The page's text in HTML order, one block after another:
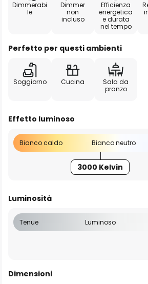
Dimmerabi
le
Dimmer
non
incluso
Efficienza
energetica
e durata
nel tempo
Perfetto per questi ambienti
Soggiorno Cucina
Sala da
pranzo
Effetto luminoso
Bianco caldo Bianco neutro
3000 Kelvin
Luminosità
Tenue Luminoso
Dimensioni